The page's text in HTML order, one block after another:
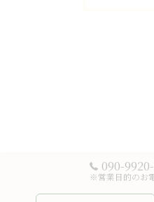
090-
※営業目的のお